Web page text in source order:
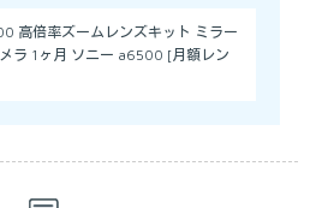
高倍率ズームレンズキット ミラー
ラ 1ヶ月 ソニー a6500 [月額レン